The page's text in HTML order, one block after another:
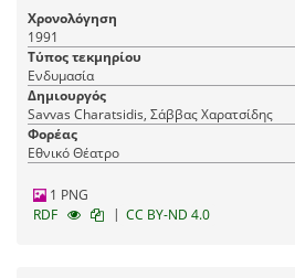
Χρονολόγηση
1991
Τύπος τεκμηρίου
Ενδυμασία
Δημιουργός
Savvas Charatsidis, Σάββας Χαρατσίδης
Φορέας
Εθνικό Θέατρο
1 PNG
RDF
| CC BY-ND 4.0